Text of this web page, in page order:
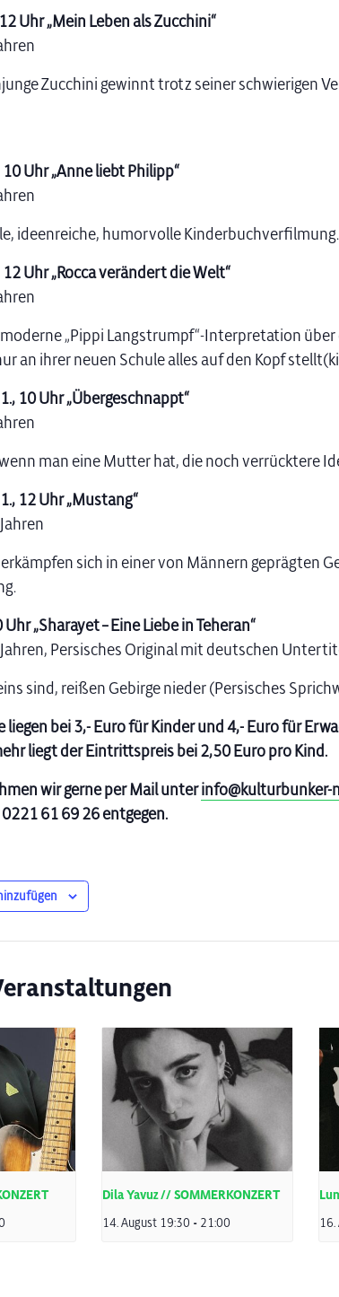
Uhr „Mein Leben als Zucchini“
Zucchini gewinnt trotz seiner schwierigen
Uhr „Anne liebt Philipp“
ideenreiche, humorvolle Kinderbuchverfilmung.
Uhr „Rocca verändert die Welt“
„Pippi Langstrumpf“-Interpretation
an ihrer neuen Schule alles auf den Kopf
10 Uhr „Übergeschnappt“
man eine Mutter hat, die noch verrücktere
12 Uhr „Mustang“
sich in einer von Männern geprägten
„Sharayet – Eine Liebe in Teheran“
Persisches Original mit deutschen
sind, reißen Gebirge nieder (Persisches
bei 3,- Euro für Kinder und 4,- Euro für
liegt der Eintrittspreis bei 2,50 Euro pro Kind.
wir gerne per Mail unterinfo@kulturbunker-
61 69 26 entgegen.
Dila Yavuz // SOMMERKONZERT
14. August 19:30 - 21:00 16.